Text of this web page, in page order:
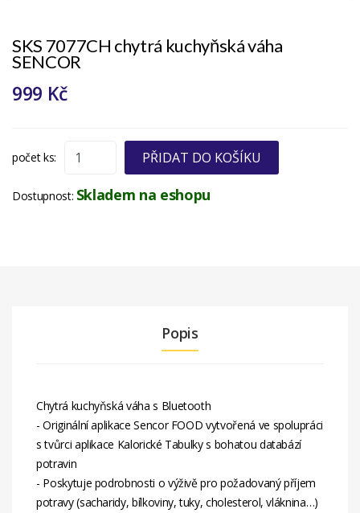
SKS 7077CH chytrá kuchyňská váha
SENCOR
999 Kč
počet ks: PŘIDAT DO KOŠÍKU
Dostupnost: Skladem na eshopu
Popis
Chytrá kuchyňská váha s Bluetooth
- Originální aplikace Sencor FOOD vytvořená ve spolupráci
s tvůrci aplikace Kalorické Tabulky s bohatou databází
potravin
- Poskytuje podrobnosti o výživě pro požadovaný příjem
potravy (sacharidy, bílkoviny, tuky, cholesterol, vláknina…)